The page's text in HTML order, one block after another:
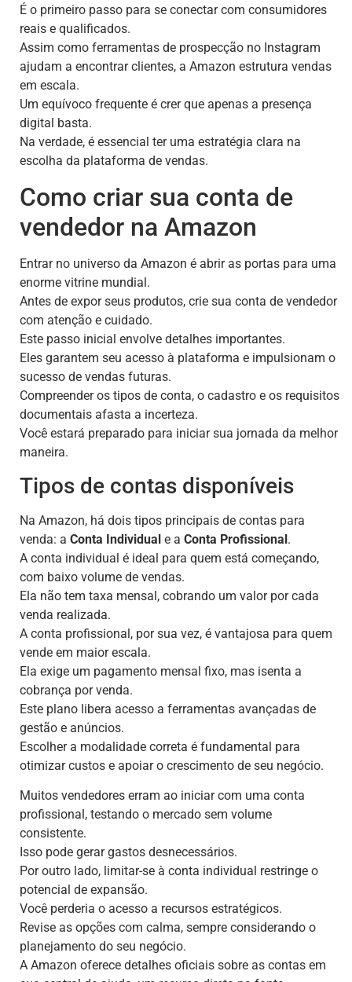
É o primeiro passo para se conectar com consumidores
reais e qualificados.
Assim como ferramentas de prospecção no Instagram
ajudam a encontrar clientes, a Amazon estrutura vendas
em escala.
Um equívoco frequente é crer que apenas a presença
digital basta.
Na verdade, é essencial ter uma estratégia clara na
escolha da plataforma de vendas.
Como criar sua conta de
vendedor na Amazon
Entrar no universo da Amazon é abrir as portas para uma
enorme vitrine mundial.
Antes de expor seus produtos, crie sua conta de vendedor
com atenção e cuidado.
Este passo inicial envolve detalhes importantes.
Eles garantem seu acesso à plataforma e impulsionam o
sucesso de vendas futuras.
Compreender os tipos de conta, o cadastro e os requisitos
documentais afasta a incerteza.
Você estará preparado para iniciar sua jornada da melhor
maneira.
Tipos de contas disponíveis
Na Amazon, há dois tipos principais de contas para
venda: a Conta Individual e a Conta Profissional.
A conta individual é ideal para quem está começando,
com baixo volume de vendas.
Ela não tem taxa mensal, cobrando um valor por cada
venda realizada.
A conta profissional, por sua vez, é vantajosa para quem
vende em maior escala.
Ela exige um pagamento mensal fixo, mas isenta a
cobrança por venda.
Este plano libera acesso a ferramentas avançadas de
gestão e anúncios.
Escolher a modalidade correta é fundamental para
otimizar custos e apoiar o crescimento de seu negócio.
Muitos vendedores erram ao iniciar com uma conta
profissional, testando o mercado sem volume
consistente.
Isso pode gerar gastos desnecessários.
Por outro lado, limitar-se à conta individual restringe o
potencial de expansão.
Você perderia o acesso a recursos estratégicos.
Revise as opções com calma, sempre considerando o
planejamento do seu negócio.
A Amazon oferece detalhes oficiais sobre as contas em